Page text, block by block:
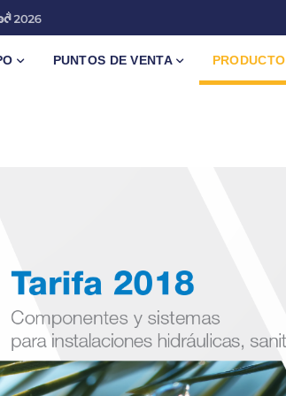
PUNTOS DE VENTA PRODUCTO